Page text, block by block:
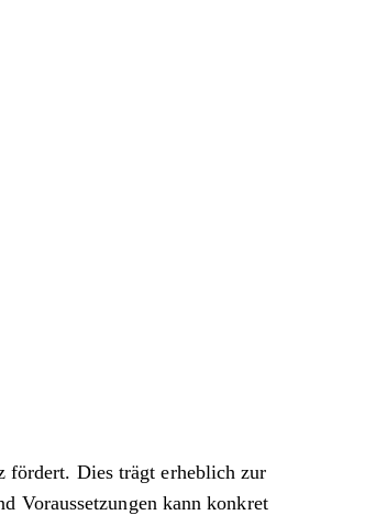
fördert. Dies trägt erheblich zur
Voraussetzungen kann konkret